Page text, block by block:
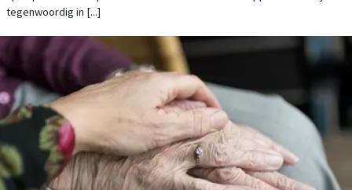
tegenwoordig in [...]